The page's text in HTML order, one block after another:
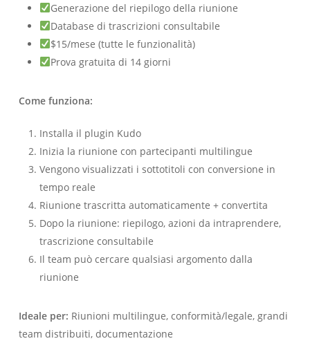
Generazione del riepilogo della riunione
Database di trascrizioni consultabile
$15/mese (tutte le funzionalità)
Prova gratuita di 14 giorni
Come funziona:
Installa il plugin Kudo
Inizia la riunione con partecipanti multilingue
Vengono visualizzati i sottotitoli con conversione in
tempo reale
Riunione trascritta automaticamente + convertita
Dopo la riunione: riepilogo, azioni da intraprendere,
trascrizione consultabile
Il team può cercare qualsiasi argomento dalla
riunione
Ideale per: Riunioni multilingue, conformità/legale, grandi
team distribuiti, documentazione